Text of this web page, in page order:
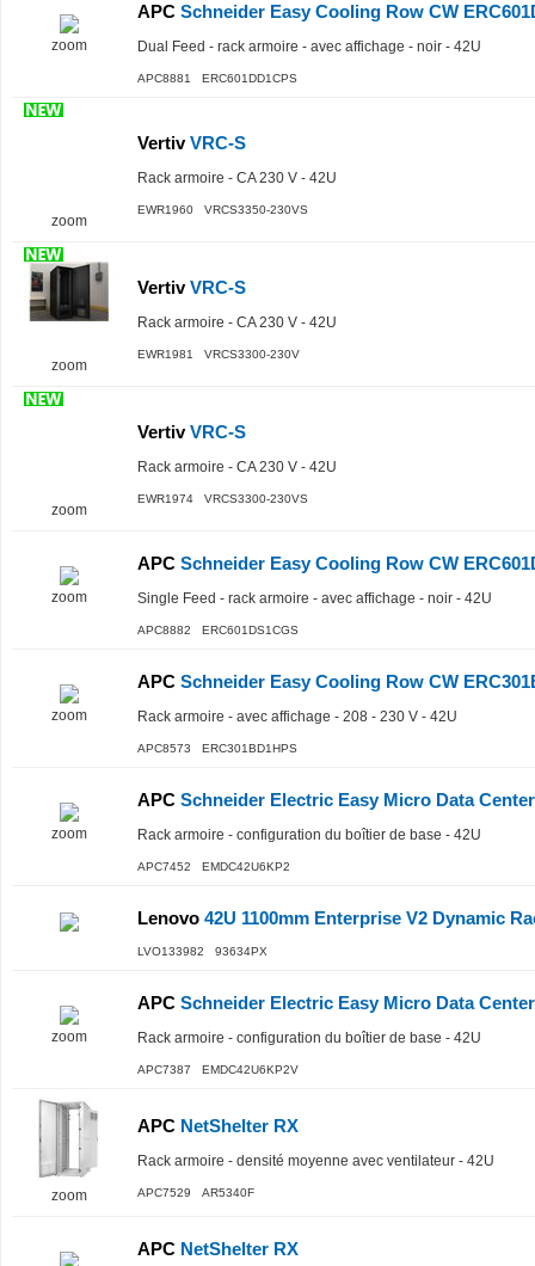
zoom
APC Schneider Easy Cooling Row CW
Dual Feed - rack armoire - avec affichage - noir - 42U
APC8881 ERC601DD1CPS
zoom
VertivVRC-S
Rack armoire - CA 230 V - 42U
EWR1960 VRCS3350-230VS
zoom
VertivVRC-S
Rack armoire - CA 230 V - 42U
EWR1981 VRCS3300-230V
zoom
VertivVRC-S
Rack armoire - CA 230 V - 42U
EWR1974 VRCS3300-230VS
zoom
APC Schneider Easy Cooling Row CW
Single Feed - rack armoire - avec affichage - noir - 42U
APC8882 ERC601DS1CGS
zoom
APC Schneider Easy Cooling Row CW
Rack armoire - avec affichage - 208 - 230 V - 42U
APC8573 ERC301BD1HPS
zoom
APC Schneider Electric Easy Micro Data Center
Rack armoire - configuration du boîtier de base - 42U
APC7452 EMDC42U6KP2
Lenovo 42U 1100mm Enterprise V2 Dynamic
LVO133982 93634PX
zoom
APC Schneider Electric Easy Micro Data Center
Rack armoire - configuration du boîtier de base - 42U
APC7387 EMDC42U6KP2V
zoom
APC NetShelter RX
Rack armoire - densité moyenne avec ventilateur - 42U
APC7529 AR5340F
APC NetShelter RX